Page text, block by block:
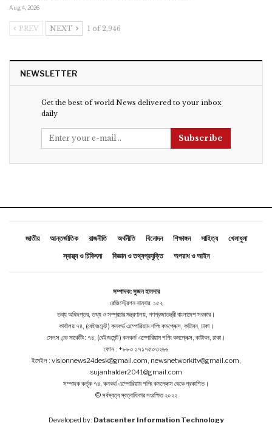
Aug 4, 2026
PREV NEXT 1 of 2,946
NEWSLETTER
Get the best of world News delivered to your inbox
daily
Subscribe
জাতীয় আন্তর্জাতিক রাজনীতি অর্থনীতি বিনোদন শিক্ষাঙ্গন সাহিত্য
খেলাধুলা
স্বাস্থ্য ও চিকিৎসা
বিজ্ঞান ও তথ্যপ্রযুক্তি অপরাধ ও আইন
সম্পাদক: সুজন হালদার
রেজিস্ট্রেশন নাম্বার: ১৫২
তথ্য অধিদপ্তর, তথ্য ও সম্প্রচার মন্ত্রণালয়, গণপ্রজাতন্ত্রী বাংলাদেশ সরকার।
কার্যালয় ৭৪, (বেইজমেন্ট ) কনকর্ড এম্পোরিয়াম শপিং কমপ্লেক্স, কাটাবন, ঢাকা।
সেলস এন্ড মার্কেটিং: ৭৪, (বেইজমেন্ট ) কনকর্ড এম্পোরিয়াম শপিং কমপ্লেক্স, কাটাবন, ঢাকা।
ফোন : +৮৮০ ১৭১৭৫০৩২৬৬
ইমেইল : visionnews24desk@gmail.com, newsnetworkitv@gmail.com,
sujanhalder2041@gmail.com
সম্পাদক কর্তৃক ৭৪, কনকর্ড এম্পোরিয়াম শপিং কমপ্লেক্স থেকে প্রকাশিত।
© সর্বস্বত্ব স্বত্বাধিকার সংরক্ষিত ২০২২
Developed by: Datacenter Information Technology